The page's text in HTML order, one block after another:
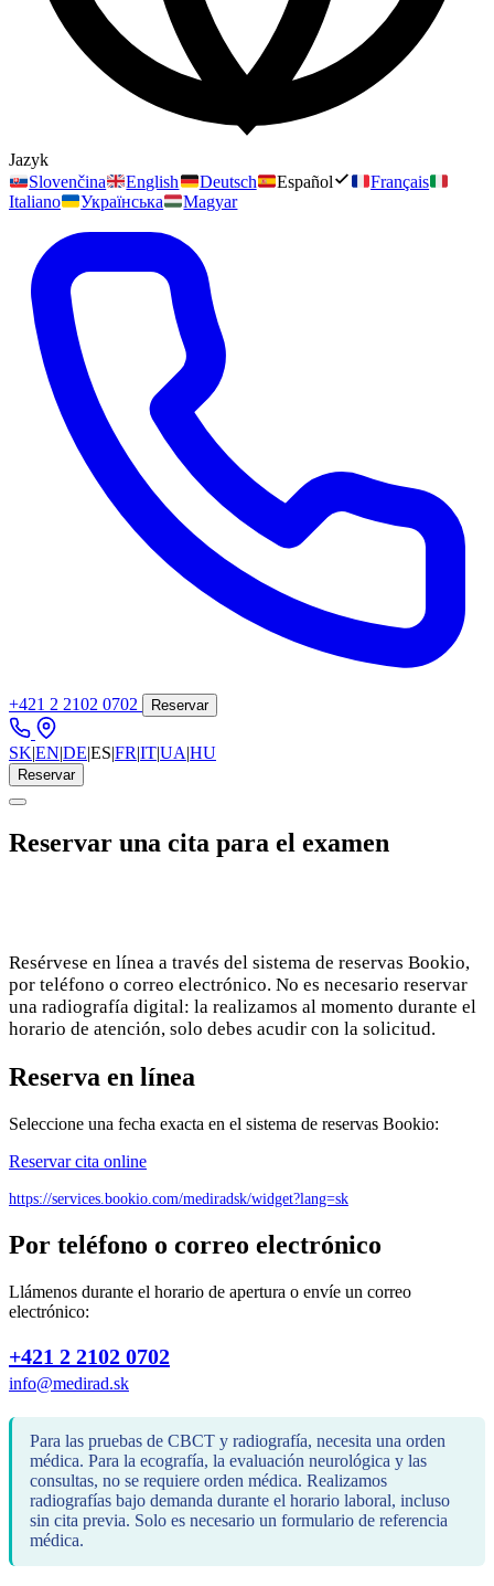
Jazyk
Slovenčina
English Deutsch Español
Français
Italiano
Українська Magyar
+421 2 2102 0702 Reservar
SK|EN|DE|ES|FR|IT|UA|HU
Reservar
Reservar una cita para el examen
Resérvese en línea a través del sistema de reservas Bookio,
por teléfono o correo electrónico. No es necesario reservar
una radiografía digital: la realizamos al momento durante el
horario de atención, solo debes acudir con la solicitud.
Reserva en línea
Seleccione una fecha exacta en el sistema de reservas Bookio:
Reservar cita online
https://services.bookio.com/mediradsk/widget?lang=sk
Por teléfono o correo electrónico
Llámenos durante el horario de apertura o envíe un correo
electrónico:
+421 2 2102 0702
info@medirad.sk
Para las pruebas de CBCT y radiografía, necesita una orden
médica. Para la ecografía, la evaluación neurológica y las
consultas, no se requiere orden médica. Realizamos
radiografías bajo demanda durante el horario laboral, incluso
sin cita previa. Solo es necesario un formulario de referencia
médica.